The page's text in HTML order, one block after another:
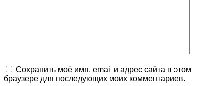
Сохранить моё имя, email и адрес сайта в этом
браузере для последующих моих комментариев.